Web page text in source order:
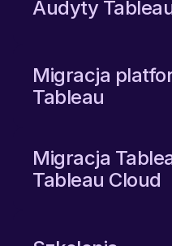
Audyty
Migracja
Tableau
Migracja
Tableau Cloud